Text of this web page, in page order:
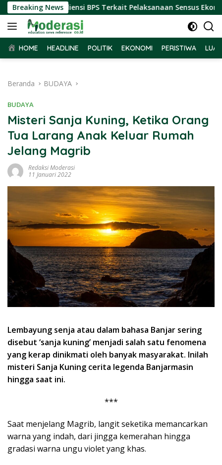
Langsung
ke
konten
Breaking News
Terima Audiensi BPS Terkait Pelaksanaan Sensus Ekonomi
HOME HEADLINE POLITIK EKONOMI PERISTIWA
Beranda BUDAYA
BUDAYA
Misteri Sanja Kuning, Ketika Orang
Tua Larang Anak Keluar Rumah
Jelang Magrib
Redaksi Moderasi
11 Januari 2022
Lembayung senja atau dalam bahasa Banjar sering
disebut ‘sanja kuning’ menjadi salah satu fenomena
yang kerap dinikmati oleh banyak masyarakat. Inilah
misteri Sanja Kuning cerita legenda Banjarmasin
hingga saat ini.
***
Saat menjelang Magrib, langit seketika memancarkan
warna yang indah, dari jingga kemerahan hingga
gradasi warna ungu violet yang khas.